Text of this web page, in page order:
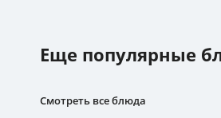
Еще популярные
Смотреть все блюда